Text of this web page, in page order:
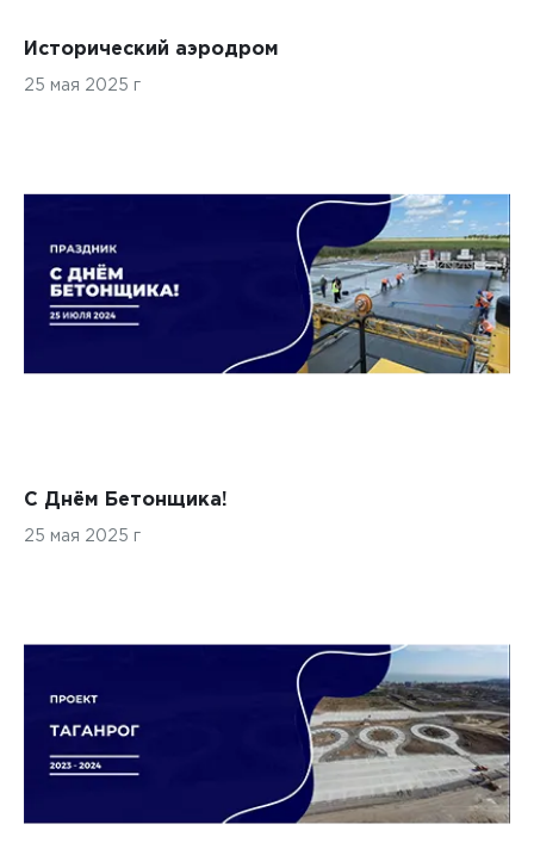
Исторический аэродром
25 мая 2025 г
С Днём Бетонщика!
25 мая 2025 г